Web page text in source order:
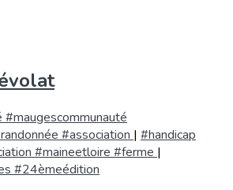
#association | #handicap
#maineetloire #ferme |
#24èmeédition